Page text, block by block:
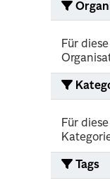
Für
Für
Tags